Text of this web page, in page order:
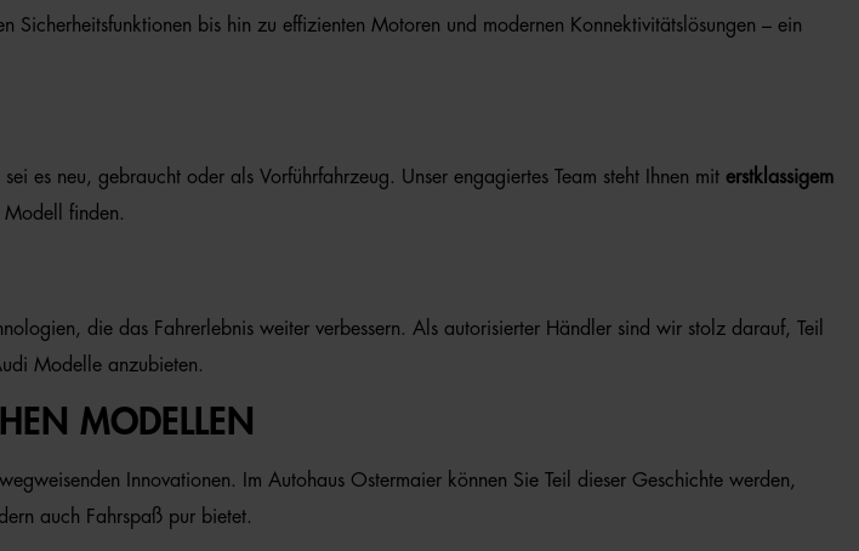
bis hin zu effizienten Motoren und modernen Konnektivitätslösungen – ein
es neu, gebraucht oder als Vorführfahrzeug. Unser engagiertes Team steht Ihnen mit erstklassigem
Modell finden.
die das Fahrerlebnis weiter verbessern. Als autorisierter Händler sind wir stolz darauf, Teil
Modelle anzubieten.
MODELLEN
Innovationen. Im Autohaus Ostermaier können Sie Teil dieser Geschichte werden,
auch Fahrspaß pur bietet.